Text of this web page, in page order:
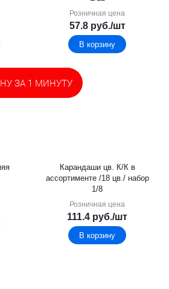
Розничная цена
57.8руб./шт
В корзину
Карандаши цв. К/К в
ассортименте /18 цв./ набор
1/8
Розничная цена
111.4 руб./шт
В корзину
ЗА 1 МИНУТУ